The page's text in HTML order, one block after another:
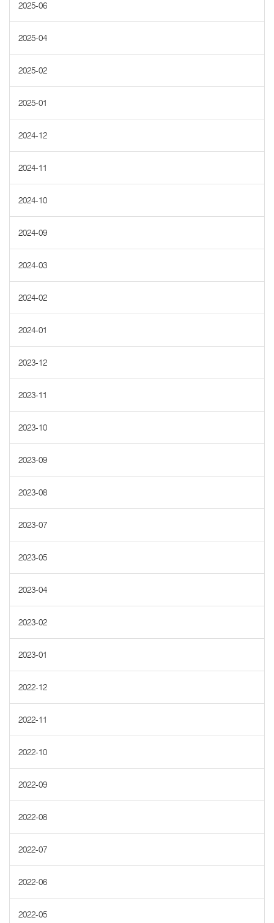
2025-06
2025-04
2025-02
2025-01
2024-12
2024-11
2024-10
2024-09
2024-03
2024-02
2024-01
2023-12
2023-11
2023-10
2023-09
2023-08
2023-07
2023-05
2023-04
2023-02
2023-01
2022-12
2022-11
2022-10
2022-09
2022-08
2022-07
2022-06
2022-05